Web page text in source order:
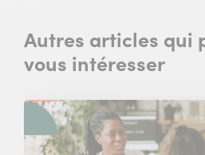
Autres articles qui
vous intéresser